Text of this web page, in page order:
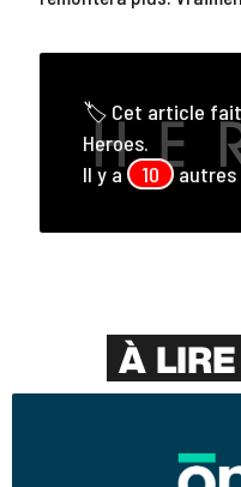
🏷 Cet article fait
Heroes.
Il y a
10 autres
À